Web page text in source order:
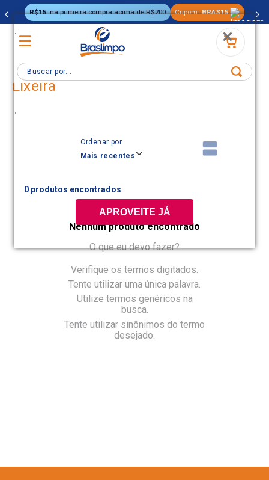
.
.
APROVEITE JÁ
R$15 na primeira compra acima de R$200 Cupom: BRAS15
Buscar por...
Lixeira
Ordenar por
Mais recentes
0
Nenhum produto encontrado
O que eu devo fazer?
Verifique os termos digitados.
Tente utilizar uma única palavra.
Utilize termos genéricos na
busca.
Tente utilizar sinônimos do termo
desejado.